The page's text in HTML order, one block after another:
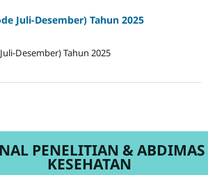
Juli-Desember) Tahun 2025
Desember) Tahun 2025
PENELITIAN & ABDIMAS
KESEHATAN